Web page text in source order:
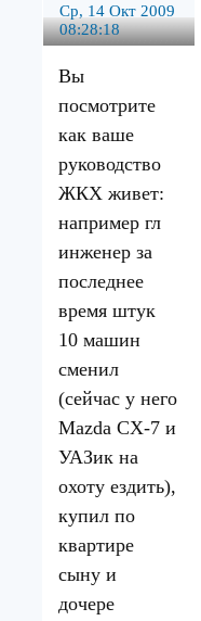
Ср, 14 Окт 2009
08:28:18
Вы
посмотрите
как ваше
руководство
ЖКХ живет:
например гл
инженер за
последнее
время штук
10 машин
сменил
(сейчас у него
Mazda CX-7 и
УАЗик на
охоту ездить),
купил по
квартире
сыну и
дочере